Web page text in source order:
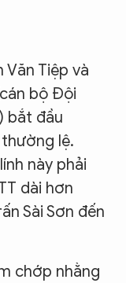
Văn Tiệp và
bộ Đội
bắt đầu
lệ.
này phải
dài hơn
Sài Sơn đến
chớp nhằng